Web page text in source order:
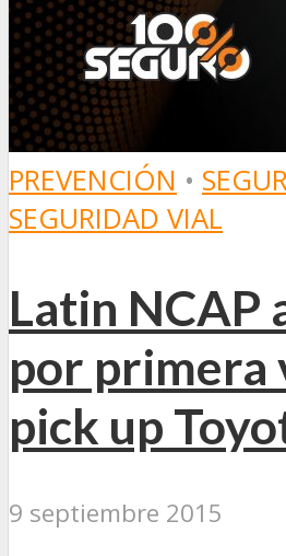
PREVENCIÓN •
SEGURIDAD VIAL
Latin NCAP
por primera
pick up
9 septiembre 2015